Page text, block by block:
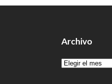
Archivo
Archivo